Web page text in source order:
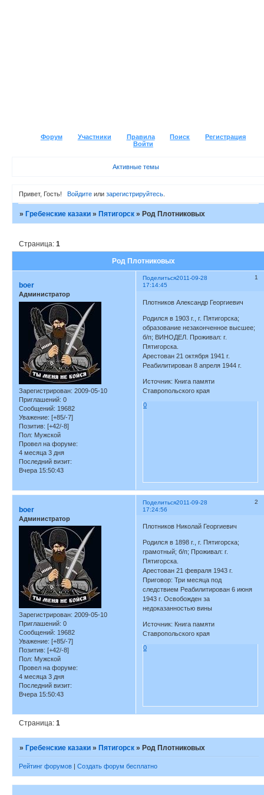
Форум Участники Правила Поиск
Регистрация
Войти
Активные темы
Привет, Гость! Войдитеили зарегистрируйтесь.
»Гребенские казаки »Пятигорск »Род Плотниковых
Род Плотниковых
Страница:1
Поделиться 1
2011-09-28
17:14:45
boer
Администратор
Зарегистрирован: 2009-05-10
Приглашений: 0
Сообщений: 19682
Уважение: [+85/-7]
Позитив: [+42/-8]
Пол: Мужской
Провел на форуме:
4 месяца 3 дня
Последний визит:
Вчера 15:50:43
Плотников Александр Георгиевич
Родился в 1903 г., г. Пятигорска;
образование незаконченное высшее;
б/п; ВИНОДЕЛ. Проживал: г.
Пятигорска.
Арестован 21 октября 1941 г.
Реабилитирован 8 апреля 1944 г.
Источник: Книга памяти
Ставропольского края
0
Поделиться 2
2011-09-28
17:24:56
boer
Администратор
Зарегистрирован: 2009-05-10
Приглашений: 0
Сообщений: 19682
Уважение: [+85/-7]
Позитив: [+42/-8]
Пол: Мужской
Провел на форуме:
4 месяца 3 дня
Последний визит:
Вчера 15:50:43
Плотников Николай Георгиевич
Родился в 1898 г., г. Пятигорска;
грамотный; б/п; Проживал: г.
Пятигорска.
Арестован 21 февраля 1943 г.
Приговор: Три месяца под
следствием Реабилитирован 6 июня
1943 г. Освобожден за
недоказанностью вины
Источник: Книга памяти
Ставропольского края
0
Страница:1
»Гребенские казаки »Пятигорск »Род Плотниковых
Рейтинг форумов | Создать форум бесплатно